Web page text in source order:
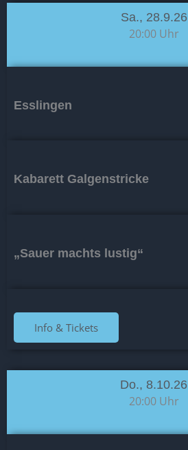
Sa., 28.9.26
20:00 Uhr
Esslingen
Kabarett Galgenstricke
„Sauer machts lustig“
Info & Tickets
Do., 8.10.26
20:00 Uhr